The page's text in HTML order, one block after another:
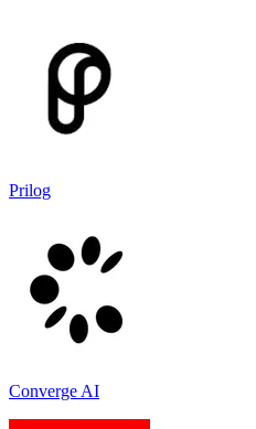
Prilog
Converge AI